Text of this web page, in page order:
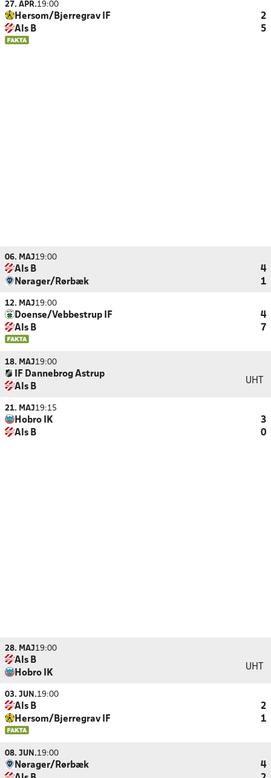
27. APR.19:00
Hersom/Bjerregrav IF
2
Als B
5
06. MAJ19:00
Als B
4
Nørager/Rørbæk
1
12. MAJ19:00
Doense/Vebbestrup IF
4
Als B
7
18. MAJ19:00
IF Dannebrog Astrup
Als B
UHT
21. MAJ19:15
Hobro IK
3
Als B
0
28. MAJ19:00
Als B
Hobro IK
UHT
03. JUN.19:00
Als B
2
Hersom/Bjerregrav IF
1
08. JUN.19:00
Nørager/Rørbæk
4